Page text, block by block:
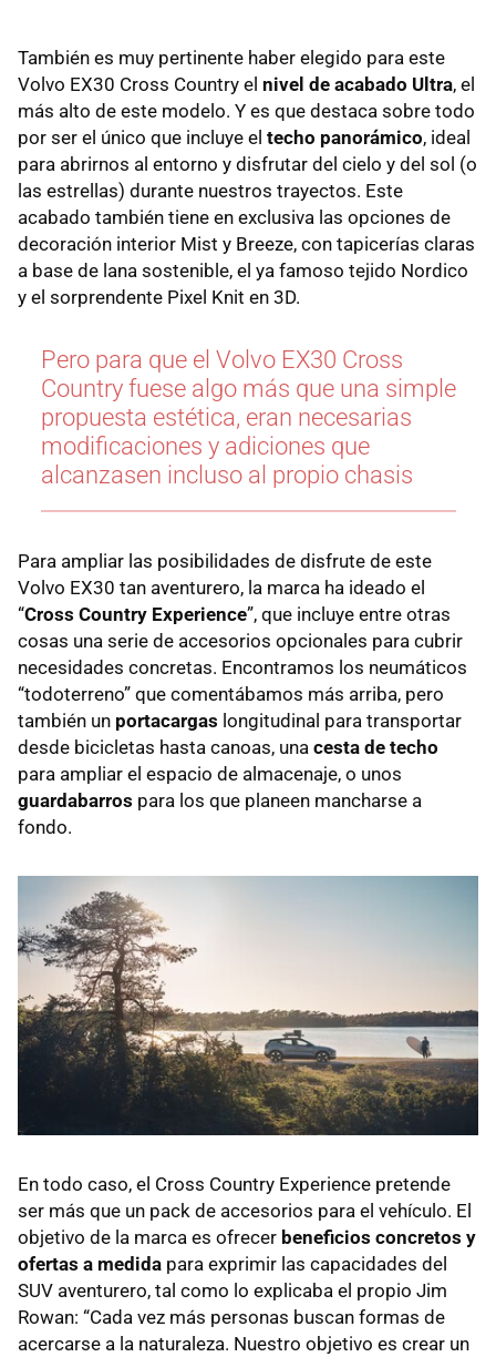
También es muy pertinente haber elegido para este
Volvo EX30 Cross Country el nivel de acabado Ultra, el
más alto de este modelo. Y es que destaca sobre todo
por ser el único que incluye el techo panorámico, ideal
para abrirnos al entorno y disfrutar del cielo y del sol (o
las estrellas) durante nuestros trayectos. Este
acabado también tiene en exclusiva las opciones de
decoración interior Mist y Breeze, con tapicerías claras
a base de lana sostenible, el ya famoso tejido Nordico
y el sorprendente Pixel Knit en 3D.
Pero para que el Volvo EX30 Cross
Country fuese algo más que una simple
propuesta estética, eran necesarias
modificaciones y adiciones que
alcanzasen incluso al propio chasis
Para ampliar las posibilidades de disfrute de este
Volvo EX30 tan aventurero, la marca ha ideado el
“Cross Country Experience”, que incluye entre otras
cosas una serie de accesorios opcionales para cubrir
necesidades concretas. Encontramos los neumáticos
“todoterreno” que comentábamos más arriba, pero
también un portacargas longitudinal para transportar
desde bicicletas hasta canoas, una cesta de techo
para ampliar el espacio de almacenaje, o unos
guardabarros para los que planeen mancharse a
fondo.
En todo caso, el Cross Country Experience pretende
ser más que un pack de accesorios para el vehículo. El
objetivo de la marca es ofrecer beneficios concretos y
ofertas a medida para exprimir las capacidades del
SUV aventurero, tal como lo explicaba el propio Jim
Rowan: “Cada vez más personas buscan formas de
acercarse a la naturaleza. Nuestro objetivo es crear un